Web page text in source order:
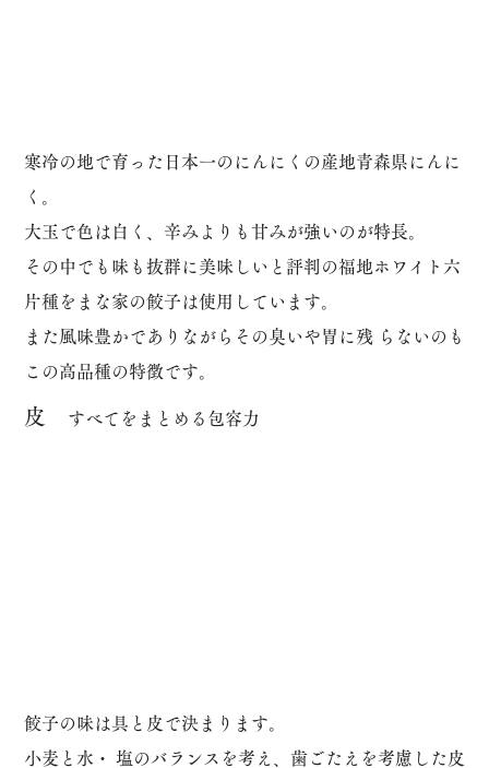
寒冷の地で育った日本一のにんにくの産地青森県にんに
く。
大玉で色は白く、辛みよりも甘みが強いのが特長。
その中でも味も抜群に美味しいと評判の福地ホワイト六
片種をまな家の餃子は使用しています。
また風味豊かでありながらその臭いや胃に残 らないのも
この高品種の特徴です。
​すべてをまとめる包容力
皮
餃子の味は具と皮で決まります。
小麦と水・ 塩のバランスを考え、歯ごたえを考慮した皮